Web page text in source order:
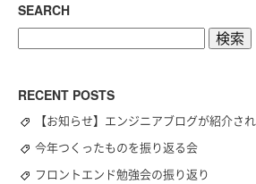
SEARCH
RECENT POSTS
【お知らせ】エンジニアブログが紹介さ
今年つくったものを振り返る会
フロントエンド勉強会の振り返り